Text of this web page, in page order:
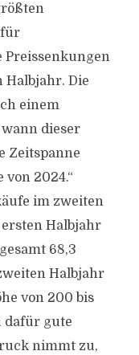
für
Preissenkungen
Halbjahr. Die
einem
dieser
Zeitspanne
2024.“
im zweiten
Halbjahr
68,3
Halbjahr
von 200 bis
dafür gute
nimmt zu,